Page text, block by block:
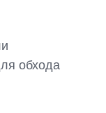
обхода